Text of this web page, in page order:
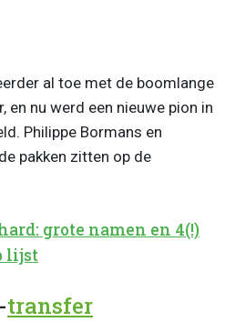
al toe met de boomlange
en nu werd een nieuwe pion in
Philippe Bormans en
pakken zitten op de
grote namen en 4(!)
lijst
transfer